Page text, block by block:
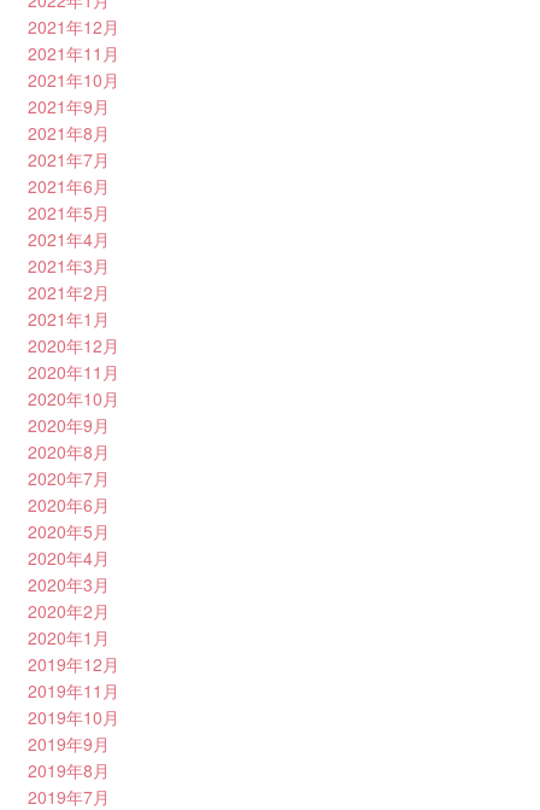
2021年12月
2021年11月
2021年10月
2021年9月
2021年8月
2021年7月
2021年6月
2021年5月
2021年4月
2021年3月
2021年2月
2021年1月
2020年12月
2020年11月
2020年10月
2020年9月
2020年8月
2020年7月
2020年6月
2020年5月
2020年4月
2020年3月
2020年2月
2020年1月
2019年12月
2019年11月
2019年10月
2019年9月
2019年8月
2019年7月